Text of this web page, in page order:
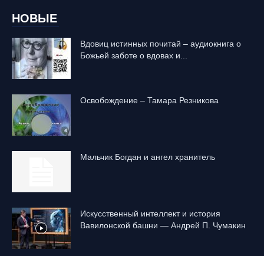
НОВЫЕ
Вдовиц истинных почитай – аудиокнига о
Божьей заботе о вдовах и...
Освобождение – Тамара Резникова
Mальчик Богдан и ангел хранитель
Искусственный интеллект и история
Вавилонской башни — Андрей П. Чумакин